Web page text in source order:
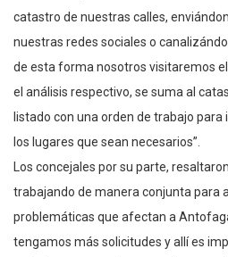
catastro de nuestras calles,
nuestras redes sociales o
de esta forma nosotros visitaremos
el análisis respectivo, se suma al
listado con una orden de trabajo
los lugares que sean necesarios”.
Los concejales por su parte,
trabajando de manera conjunta para
problemáticas que afectan a
tengamos más solicitudes y allí es